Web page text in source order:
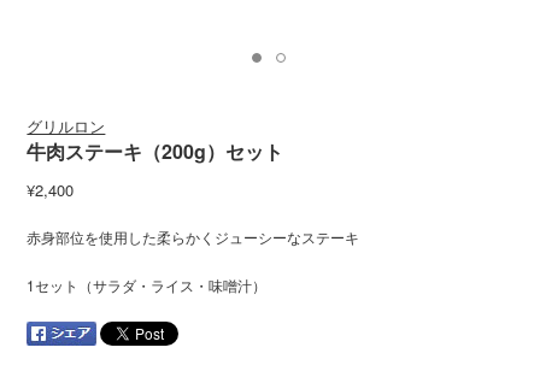
グリルロン
牛肉ステーキ（200g）セット
¥2,400
赤身部位を使用した柔らかくジューシーなステーキ
1セット（サラダ・ライス・味噌汁）